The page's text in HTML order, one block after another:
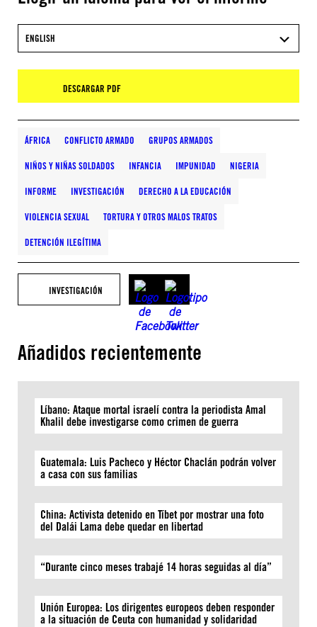
ENGLISH
DESCARGAR PDF
ÁFRICA CONFLICTO ARMADO GRUPOS ARMADOS
NIÑOS Y NIÑAS SOLDADOS INFANCIA IMPUNIDAD NIGERIA
INFORME INVESTIGACIÓN DERECHO A LA EDUCACIÓN
VIOLENCIA SEXUAL TORTURA Y OTROS MALOS TRATOS
DETENCIÓN ILEGÍTIMA
INVESTIGACIÓN
Añadidos recientemente
Líbano: Ataque mortal israelí contra la periodista Amal
Khalil debe investigarse como crimen de guerra
Guatemala: Luis Pacheco y Héctor Chaclán podrán volver
a casa con sus familias
China: Activista detenido en Tíbet por mostrar una foto
del Dalái Lama debe quedar en libertad
“Durante cinco meses trabajé 14 horas seguidas al día”
Unión Europea: Los dirigentes europeos deben responder
a la situación de Ceuta con humanidad y solidaridad